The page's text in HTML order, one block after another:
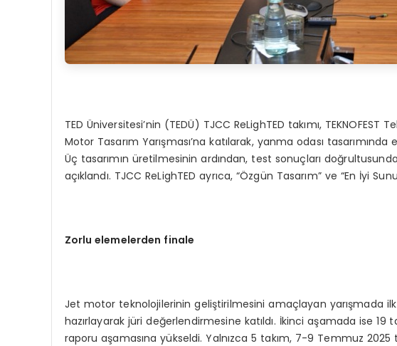
TED Üniversitesi’nin (TEDÜ) TJCC ReLighTED takımı,
Motor Tasarım Yarışması’na katılarak, yanma odası
Üç tasarımın üretilmesinin ardından, test sonuçları
açıklandı. TJCC ReLighTED ayrıca, “Özgün Tasarım” ve “En İyi
Zorlu elemelerden finale
Jet motor teknolojilerinin geliştirilmesini amaçlayan yarışmada
hazırlayarak jüri değerlendirmesine katıldı. İkinci aşamada ise
raporu aşamasına yükseldi. Yalnızca 5 takım, 7-9 Temmuz 2025